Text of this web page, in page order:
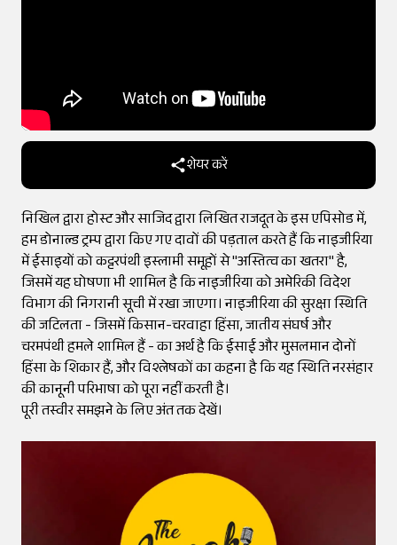
शेयर करें
निखिल द्वारा होस्ट और साजिद द्वारा लिखित राजदूत के इस एपिसोड में,
हम डोनाल्ड ट्रम्प द्वारा किए गए दावों की पड़ताल करते हैं कि नाइजीरिया
में ईसाइयों को कट्टरपंथी इस्लामी समूहों से "अस्तित्व का खतरा" है,
जिसमें यह घोषणा भी शामिल है कि नाइजीरिया को अमेरिकी विदेश
विभाग की निगरानी सूची में रखा जाएगा। नाइजीरिया की सुरक्षा स्थिति
की जटिलता - जिसमें किसान-चरवाहा हिंसा, जातीय संघर्ष और
चरमपंथी हमले शामिल हैं - का अर्थ है कि ईसाई और मुसलमान दोनों
हिंसा के शिकार हैं, और विश्लेषकों का कहना है कि यह स्थिति नरसंहार
की कानूनी परिभाषा को पूरा नहीं करती है।
पूरी तस्वीर समझने के लिए अंत तक देखें।